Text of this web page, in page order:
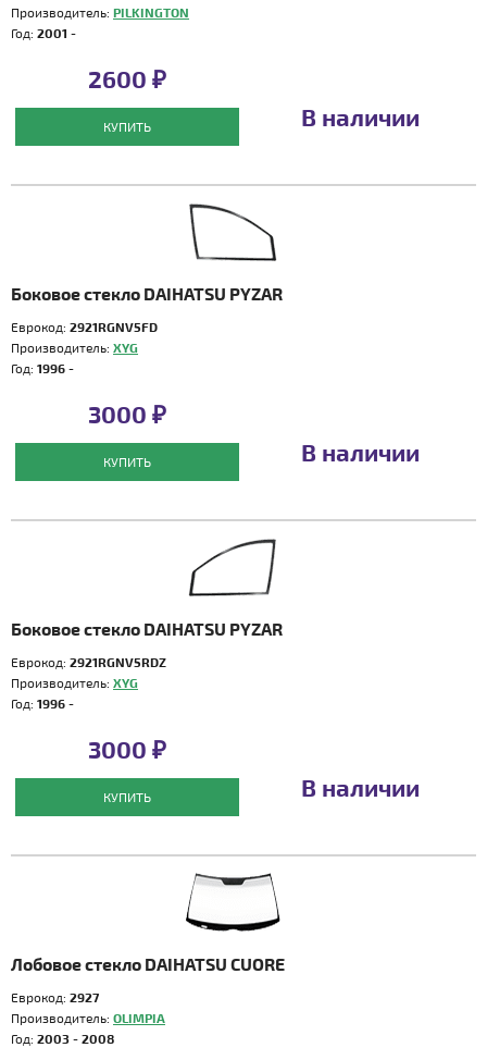
Производитель: PILKINGTON
Год: 2001 -
2600 ₽
КУПИТЬ В наличии
Боковое стекло DAIHATSU PYZAR
Еврокод: 2921RGNV5FD
Производитель: XYG
Год: 1996 -
3000 ₽
КУПИТЬ В наличии
Боковое стекло DAIHATSU PYZAR
Еврокод: 2921RGNV5RDZ
Производитель: XYG
Год: 1996 -
3000 ₽
КУПИТЬ В наличии
Лобовое стекло DAIHATSU CUORE
Еврокод: 2927
Производитель: OLIMPIA
Год: 2003 - 2008